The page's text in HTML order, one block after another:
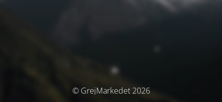
© GrejMarkedet 2026